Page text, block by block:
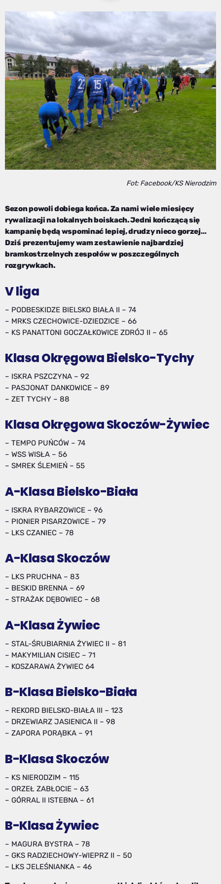
Fot: Facebook/KS Nierodzim
Sezon powoli dobiega końca. Za nami wiele miesięcy
rywalizacji na lokalnych boiskach. Jedni kończącą się
kampanię będą wspominać lepiej, drudzy nieco gorzej…
Dziś prezentujemy wam zestawienie najbardziej
bramkostrzelnych zespołów w poszczególnych
rozgrywkach.
V liga
– PODBESKIDZE BIELSKO BIAŁA II – 74
– MRKS CZECHOWICE-DZIEDZICE – 66
– KS PANATTONI GOCZAŁKOWICE ZDRÓJ II – 65
Klasa Okręgowa Bielsko-Tychy
– ISKRA PSZCZYNA – 92
– PASJONAT DANKOWICE – 89
– ZET TYCHY – 88
Klasa Okręgowa Skoczów-Żywiec
– TEMPO PUŃCÓW – 74
– WSS WISŁA – 56
– SMREK ŚLEMIEŃ – 55
A-Klasa Bielsko-Biała
– ISKRA RYBARZOWICE – 96
– PIONIER PISARZOWICE – 79
– LKS CZANIEC – 78
A-Klasa Skoczów
– LKS PRUCHNA – 83
– BESKID BRENNA – 69
– STRAŻAK DĘBOWIEC – 68
A-Klasa Żywiec
– STAL-ŚRUBIARNIA ŻYWIEC II – 81
– MAKYMILIAN CISIEC – 71
– KOSZARAWA ŻYWIEC 64
B-Klasa Bielsko-Biała
– REKORD BIELSKO-BIAŁA III – 123
– DRZEWIARZ JASIENICA II – 98
– ZAPORA PORĄBKA – 91
B-Klasa Skoczów
– KS NIERODZIM – 115
– ORZEŁ ZABŁOCIE – 63
– GÓRRAL II ISTEBNA – 61
B-Klasa Żywiec
– MAGURA BYSTRA – 78
– GKS RADZIECHOWY-WIEPRZ II – 50
– LKS JELEŚNIANKA – 46